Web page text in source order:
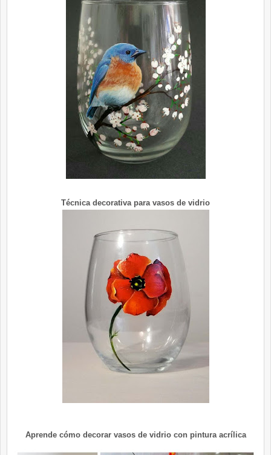
Técnica decorativa para vasos de vidrio
Aprende cómo decorar vasos de vidrio con pintura acrílica